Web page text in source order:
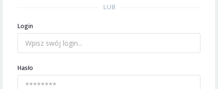
LUB
Login
Hasło